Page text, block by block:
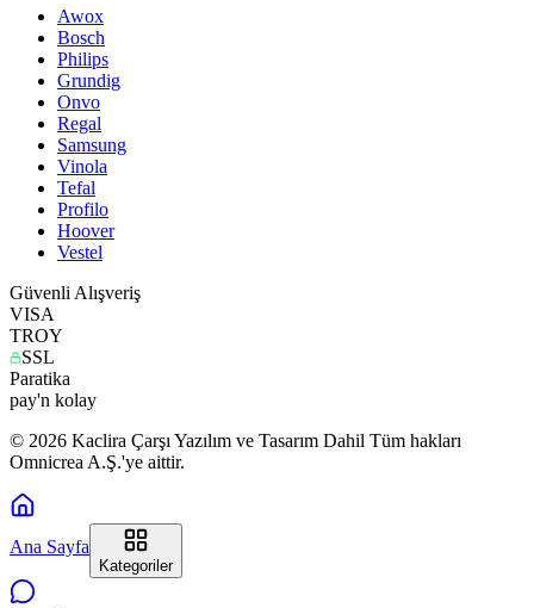
Awox
Bosch
Philips
Grundig
Onvo
Regal
Samsung
Vinola
Tefal
Profilo
Hoover
Vestel
Güvenli Alışveriş
VISA
TROY
SSL
Paratika
pay'n kolay
© 2026 Kaclira Çarşı Yazılım ve Tasarım Dahil Tüm hakları
Omnicrea A.Ş.'ye aittir.
Ana Sayfa
Kategoriler